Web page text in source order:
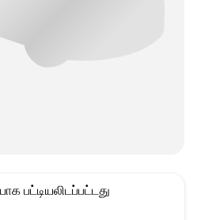
பட்டியலிடப்பட்டது